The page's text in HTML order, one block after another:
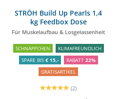
STRÖH Build Up Pearls 1,4
kg Feedbox Dose
Für Muskelaufbau & Losgelassenheit
SCHNÄPPCHEN
KLIMAFREUNDLICH
SPARE BIS € 15,- RABATT 22%
GRATISARTIKEL
(2)